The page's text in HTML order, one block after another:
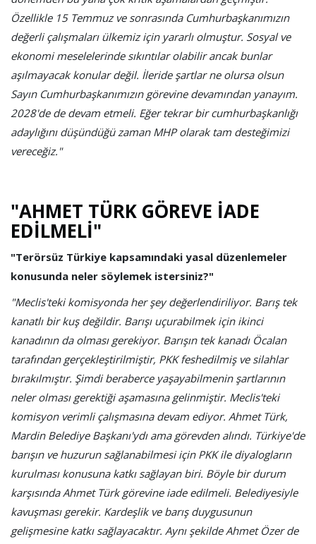
Özellikle 15 Temmuz ve sonrasında Cumhurbaşkanımızın
değerli çalışmaları ülkemiz için yararlı olmuştur. Sosyal ve
ekonomi meselelerinde sıkıntılar olabilir ancak bunlar
aşılmayacak konular değil. İleride şartlar ne olursa olsun
Sayın Cumhurbaşkanımızın görevine devamından yanayım.
2028'de de devam etmeli. Eğer tekrar bir cumhurbaşkanlığı
adaylığını düşündüğü zaman MHP olarak tam desteğimizi
vereceğiz."
"AHMET TÜRK GÖREVE İADE
EDİLMELİ"
"Terörsüz Türkiye kapsamındaki yasal düzenlemeler
konusunda neler söylemek istersiniz?"
"Meclis'teki komisyonda her şey değerlendiriliyor. Barış tek
kanatlı bir kuş değildir. Barışı uçurabilmek için ikinci
kanadının da olması gerekiyor. Barışın tek kanadı Öcalan
tarafından gerçekleştirilmiştir, PKK feshedilmiş ve silahlar
bırakılmıştır. Şimdi beraberce yaşayabilmenin şartlarının
neler olması gerektiği aşamasına gelinmiştir. Meclis'teki
komisyon verimli çalışmasına devam ediyor. Ahmet Türk,
Mardin Belediye Başkanı'ydı ama görevden alındı. Türkiye'de
barışın ve huzurun sağlanabilmesi için PKK ile diyalogların
kurulması konusuna katkı sağlayan biri. Böyle bir durum
karşısında Ahmet Türk görevine iade edilmeli. Belediyesiyle
kavuşması gerekir. Kardeşlik ve barış duygusunun
gelişmesine katkı sağlayacaktır. Aynı şekilde Ahmet Özer de